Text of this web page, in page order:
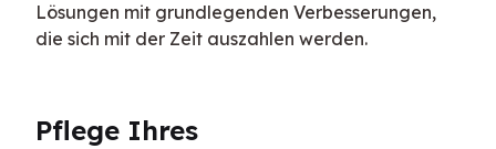
Lösungen mit grundlegenden Verbesserungen,
die sich mit der Zeit auszahlen werden.
Pflege Ihres